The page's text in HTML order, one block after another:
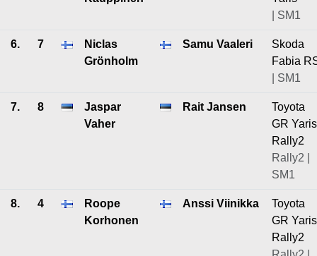
| SM1
6. 7
Niclas
Grönholm
Samu Vaaleri
Skoda
Fabia
| SM1
7. 8
Jaspar
Vaher
Rait Jansen
Toyota
GR Yaris
Rally2
Rally2 |
SM1
8. 4
Roope
Korhonen
Anssi Viinikka
Toyota
GR Yaris
Rally2